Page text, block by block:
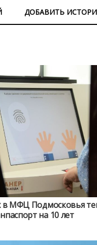
ДОБАВИТЬ
в МФЦ Подмосковья
на 10 лет